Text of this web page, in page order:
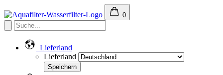
0
Lieferland
Lieferland